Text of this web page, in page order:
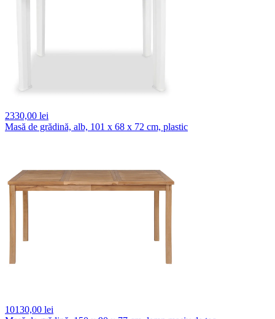
2330,00 lei
Masă de grădină, alb, 101 x 68 x 72 cm, plastic
10130,00 lei